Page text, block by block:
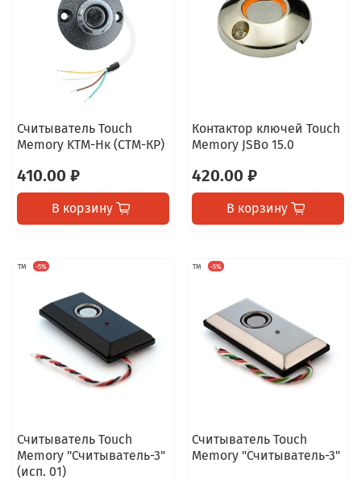
Считыватель Touch
Memory KTM-Hк (СТМ-КР)
410.00 ₽
В корзину
Контактор ключей Touch
Memory JSBo 15.0
420.00 ₽
В корзину
TM -5%
Считыватель Touch
Memory "Считыватель-3"
(исп. 01)
TM -5%
Считыватель Touch
Memory "Считыватель-3"